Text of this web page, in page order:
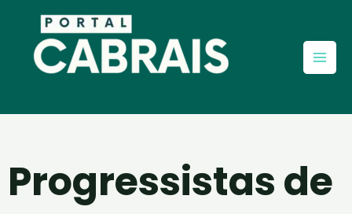
conteúdo
Progressistas de